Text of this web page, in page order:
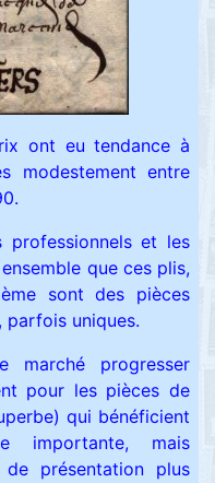
ont eu tendance à
modestement entre
professionnels et les
que ces plis,
sont des pièces
parfois uniques.
progresser
pour les pièces de
qui bénéficient
importante, mais
présentation plus